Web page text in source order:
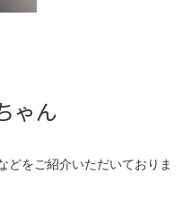
ゃん
どをご紹介いただいておりま